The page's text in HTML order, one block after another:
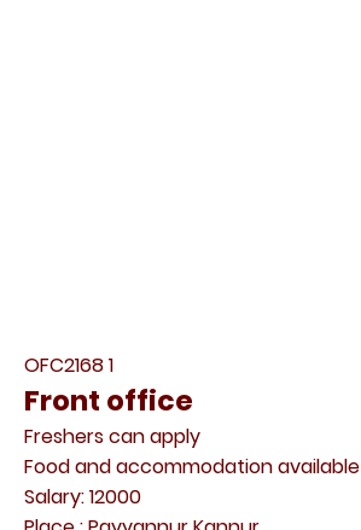
OFC2168 1
Front office
Freshers can apply
Food and accommodation available
Salary: 12000